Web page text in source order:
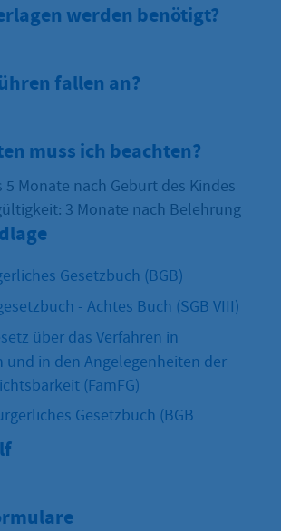
werden benötigt?
fallen an?
muss ich beachten?
5 Monate nach Geburt des Kindes
3 Monate nach Belehrung
Gesetzbuch (BGB)
- Achtes Buch (SGB VIII)
über das Verfahren in
und in den Angelegenheiten der
(FamFG)
Gesetzbuch (BGB